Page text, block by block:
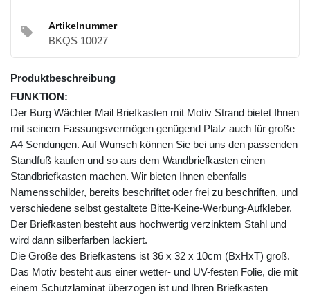
Artikelnummer
BKQS 10027
Produktbeschreibung
FUNKTION:
Der Burg Wächter Mail Briefkasten mit Motiv Strand bietet Ihnen
mit seinem Fassungsvermögen genügend Platz auch für große
A4 Sendungen. Auf Wunsch können Sie bei uns den passenden
Standfuß kaufen und so aus dem Wandbriefkasten einen
Standbriefkasten machen. Wir bieten Ihnen ebenfalls
Namensschilder, bereits beschriftet oder frei zu beschriften, und
verschiedene selbst gestaltete Bitte-Keine-Werbung-Aufkleber.
Der Briefkasten besteht aus hochwertig verzinktem Stahl und
wird dann silberfarben lackiert.
Die Größe des Briefkastens ist 36 x 32 x 10cm (BxHxT) groß.
Das Motiv besteht aus einer wetter- und UV-festen Folie, die mit
einem Schutzlaminat überzogen ist und Ihren Briefkasten